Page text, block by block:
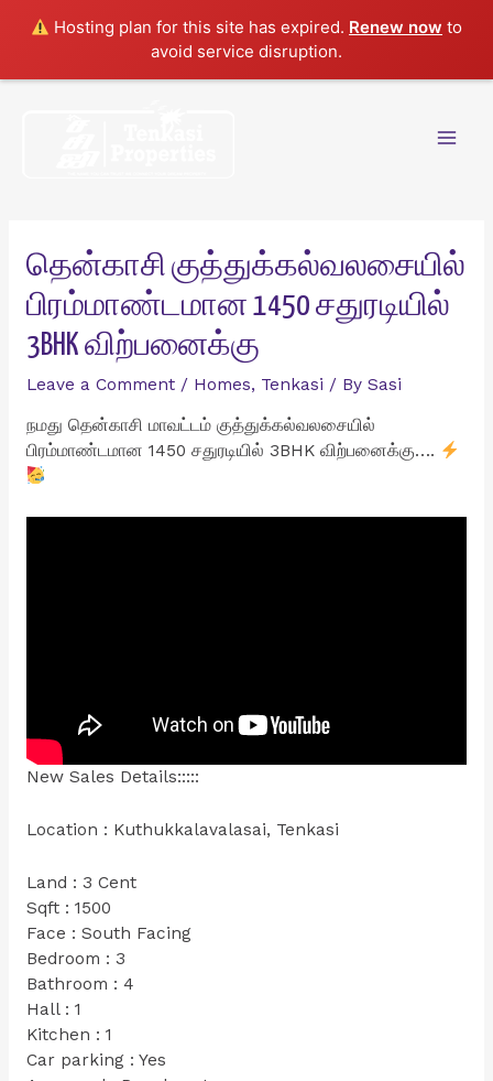
Hosting plan for this site has expired. Renew now to
avoid service disruption.
தென்காசி குத்துக்கல்வலசையில்
பிரம்மாண்டமான 1450 சதுரடியில்
3BHK விற்பனைக்கு
Leave a Comment / Homes, Tenkasi / By Sasi
நமது தென்காசி மாவட்டம் குத்துக்கல்வலசையில்
பிரம்மாண்டமான 1450 சதுரடியில் 3BHK விற்பனைக்கு….
New Sales Details:::::
Location : Kuthukkalavalasai, Tenkasi
Land : 3 Cent
Sqft : 1500
Face : South Facing
Bedroom : 3
Bathroom : 4
Hall : 1
Kitchen : 1
Car parking : Yes